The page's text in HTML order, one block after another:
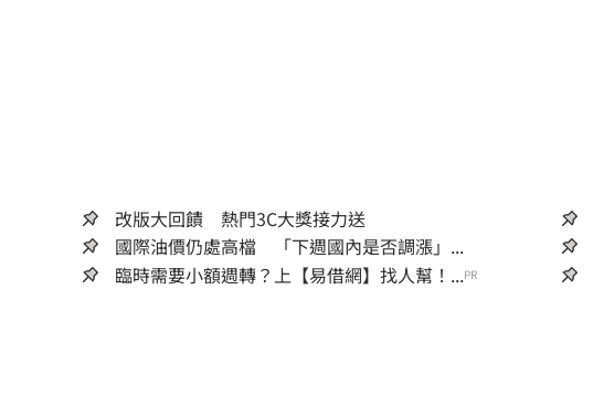
改版大回饋 熱門3C大獎接力送
國際油價仍處高檔 「下週國內是否調漲」...
臨時需要小額週轉？上【易借網】找人幫！...PR